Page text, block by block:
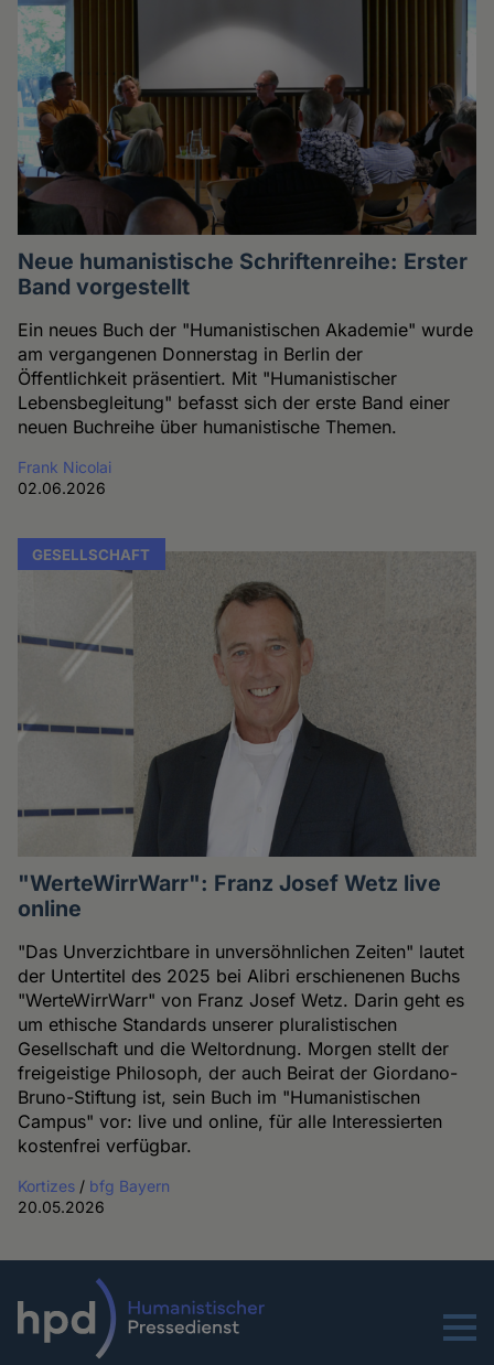
Neue humanistische Schriftenreihe: Erster
Band vorgestellt
Ein neues Buch der "Humanistischen Akademie" wurde
am vergangenen Donnerstag in Berlin der
Öffentlichkeit präsentiert. Mit "Humanistischer
Lebensbegleitung" befasst sich der erste Band einer
neuen Buchreihe über humanistische Themen.
Frank Nicolai
02.06.2026
GESELLSCHAFT
"WerteWirrWarr": Franz Josef Wetz live
online
"Das Unverzichtbare in unversöhnlichen Zeiten" lautet
der Untertitel des 2025 bei Alibri erschienenen Buchs
"WerteWirrWarr" von Franz Josef Wetz. Darin geht es
um ethische Standards unserer pluralistischen
Gesellschaft und die Weltordnung. Morgen stellt der
freigeistige Philosoph, der auch Beirat der Giordano-
Bruno-Stiftung ist, sein Buch im "Humanistischen
Campus" vor: live und online, für alle Interessierten
kostenfrei verfügbar.
Kortizes / bfg Bayern
20.05.2026
Menu